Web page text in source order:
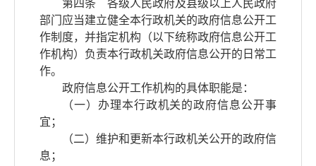
第四条 各级人民政府及县级以上人民政府
部门应当建立健全本行政机关的政府信息公开工
作制度，并指定机构（以下统称政府信息公开工
作机构）负责本行政机关政府信息公开的日常工
作。
政府信息公开工作机构的具体职能是：
（一）办理本行政机关的政府信息公开事
宜；
（二）维护和更新本行政机关公开的政府信
息；